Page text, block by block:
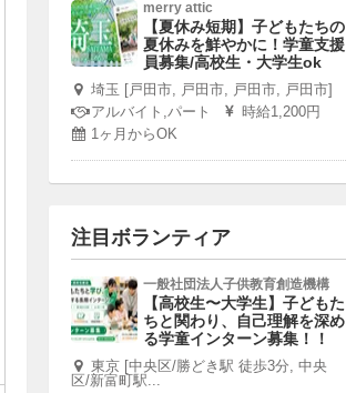
merry attic
【夏休み短期】子どもたちの
夏休みを鮮やかに！学童支援
員募集/高校生・大学生ok
埼玉 [戸田市, 戸田市, 戸田市, 戸田市]
アルバイト,パート
時給1,200円
1ヶ月からOK
注目ボランティア
一般社団法人子供教育創造機構
【高校生〜大学生】子どもた
ちと関わり、自己理解を深め
る学童インターン募集！！
東京 [中央区/勝どき駅 徒歩3分, 中央
区/新富町駅...